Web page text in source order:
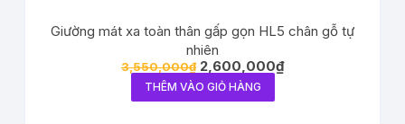
Giường mát xa toàn thân gấp gọn HL5 chân gỗ tự
nhiên
3,550,000₫ 2,600,000₫
THÊM VÀO GIỎ HÀNG